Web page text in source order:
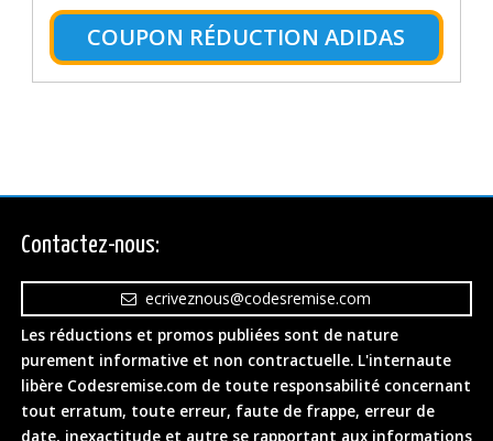
COUPON RÉDUCTION ADIDAS
Contactez-nous:
ecriveznous@codesremise.com
Les réductions et promos publiées sont de nature
purement informative et non contractuelle. L'internaute
libère Codesremise.com de toute responsabilité concernant
tout erratum, toute erreur, faute de frappe, erreur de
date, inexactitude et autre se rapportant aux informations